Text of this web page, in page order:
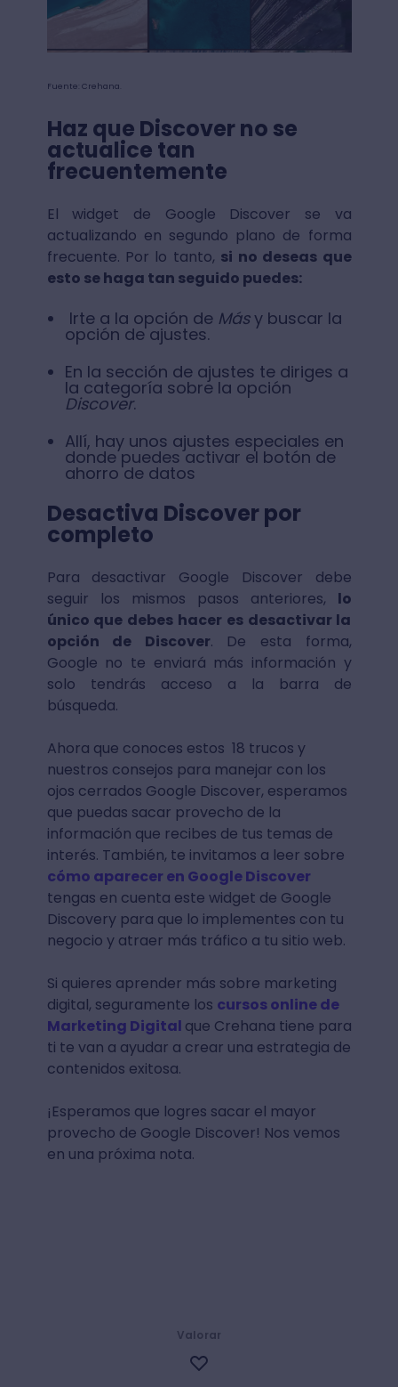
Fuente: Crehana.
Haz que Discover no se
actualice tan
frecuentemente
El widget de Google Discover se va
actualizando en segundo plano de forma
frecuente. Por lo tanto, si no deseas que
esto se haga tan seguido puedes:
Irte a la opción de Másy buscar la
opción de ajustes.
En la sección de ajustes te diriges a
la categoría sobre la opción
Discover.
Allí, hay unos ajustes especiales en
donde puedes activar el botón de
ahorro de datos
Desactiva Discover por
completo
Para desactivar Google Discover debe
seguir los mismos pasos anteriores, lo
único que debes hacer es desactivar la
opción de Discover. De esta forma,
Google no te enviará más información y
solo tendrás acceso a la barra de
búsqueda.
Ahora que conoces estos 18 trucos y
nuestros consejos para manejar con los
ojos cerrados Google Discover, esperamos
que puedas sacar provecho de la
información que recibes de tus temas de
interés. También, te invitamos a leer sobre
cómo aparecer en Google Discover
tengas en cuenta este widget de Google
Discovery para que lo implementes con tu
negocio y atraer más tráfico a tu sitio web.
Si quieres aprender más sobre marketing
digital, seguramente los cursos online de
Marketing Digital que Crehana tiene para
ti te van a ayudar a crear una estrategia de
contenidos exitosa.
¡Esperamos que logres sacar el mayor
provecho de Google Discover! Nos vemos
en una próxima nota.
Valorar